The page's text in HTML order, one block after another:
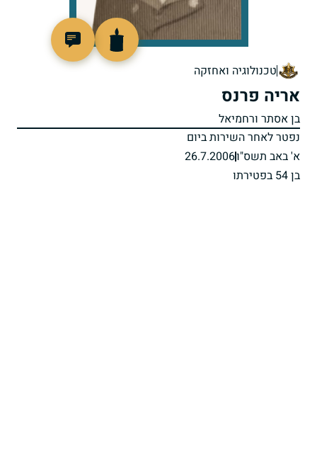
טכנולוגיה ואחזקה
אריה פרנס
בן אסתר ורחמיאל
נפטר לאחר השירות ביום
א' באב תשס"ו26.7.2006
בן 54 בפטירתו